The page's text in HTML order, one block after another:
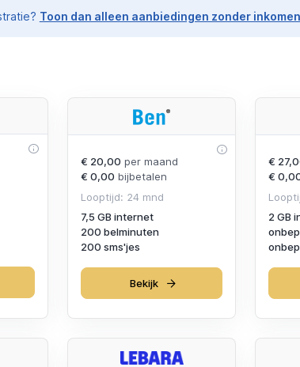
Toon dan alleen aanbiedingen zonder
€ 20,00 per maand
€ 0,00 bijbetalen
Looptijd: 24 mnd
7,5 GB internet
200 belminuten
200 sms'jes
Bekijk
€
€
2 GB